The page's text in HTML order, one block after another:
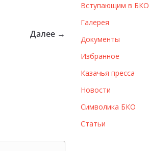
Далее →
Вступающим в БКО
Галерея
Документы
Избранное
Казачья пресса
Новости
Символика БКО
Статьи